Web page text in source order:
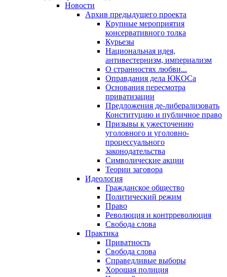
Новости
Архив предыдущего проекта
Крупные мероприятия
консервативного толка
Курьезы
Национальная идея,
антивестернизм, империализм
О странностях любви...
Оправдания дела ЮКОСа
Основания пересмотра
приватизации
Предложения де-либерализовать
Конституцию и публичное право
Призывы к ужесточению
уголовного и уголовно-
процессуального
законодательства
Символические акции
Теории заговора
Идеология
Гражданское общество
Политический режим
Право
Революция и контрреволюция
Свобода слова
Практика
Приватность
Свобода слова
Справедливые выборы
Хорошая полиция